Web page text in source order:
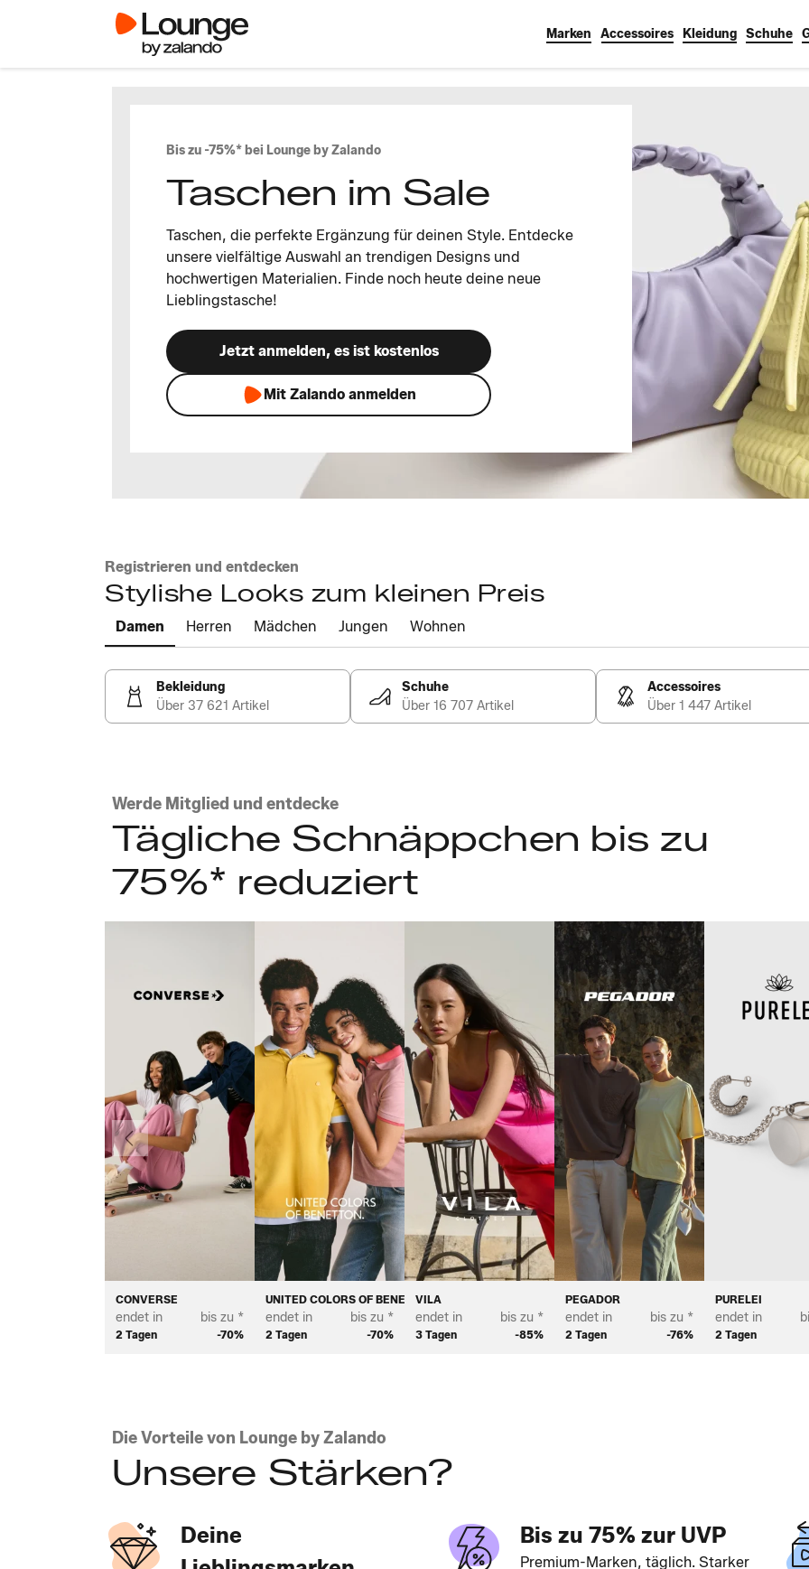
Marken Accessoires Kleidung Schuhe
Bis zu -75%* bei Lounge by Zalando
Taschen im Sale
Taschen, die perfekte Ergänzung für deinen Style. Entdecke
unsere vielfältige Auswahl an trendigen Designs und
hochwertigen Materialien. Finde noch heute deine neue
Lieblingstasche!
Jetzt anmelden, es ist kostenlos
Mit Zalando anmelden
Registrieren und entdecken
Stylishe Looks zum kleinen Preis
Damen Herren Mädchen Jungen Wohnen
Bekleidung
Über 37 621 Artikel
Schuhe
Über 16 707 Artikel
Accessoires
Über 1 447 Artikel
Werde Mitglied und entdecke
Tägliche Schnäppchen bis zu
75%* reduziert
CONVERSE
endet in
2 Tagen
bis zu *
-70%
UNITED COLORS OF BENETTON
endet in
2 Tagen
bis zu *
-70%
VILA
endet in
3 Tagen
bis zu *
-85%
PEGADOR
endet in
2 Tagen
bis zu *
-76%
PURELEI
endet in
2 Tagen
Vorherige
Die Vorteile von Lounge by Zalando
Unsere Stärken?
Deine
Bis zu 75% zur UVP
Premium-Marken, täglich. Starker